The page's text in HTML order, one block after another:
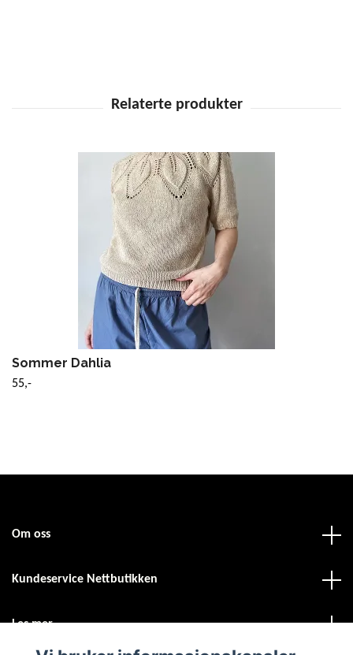
Sommer Dahlia
55,-
Om oss
Kundeservice Nettbutikken
Les mer